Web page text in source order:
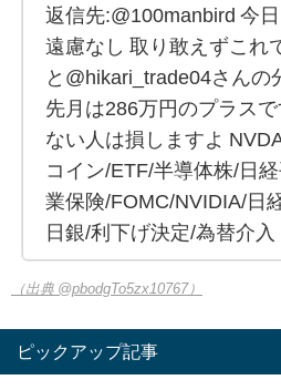
返信先:@100manbird 今
遠慮なし 取り敢えずこれ
と@hikari_trade04さんの
先月は286万円のプラス
ない人は損しますよ
コイン/ETF/半導体株/日
業保険/FOMC/NVIDIA/日
日銀/利下げ決定/為替介入
（出典 @pbodgTo5zx10767）
ピックアップ記事